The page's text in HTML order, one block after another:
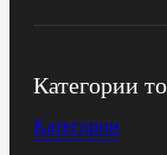
Категории
Категории